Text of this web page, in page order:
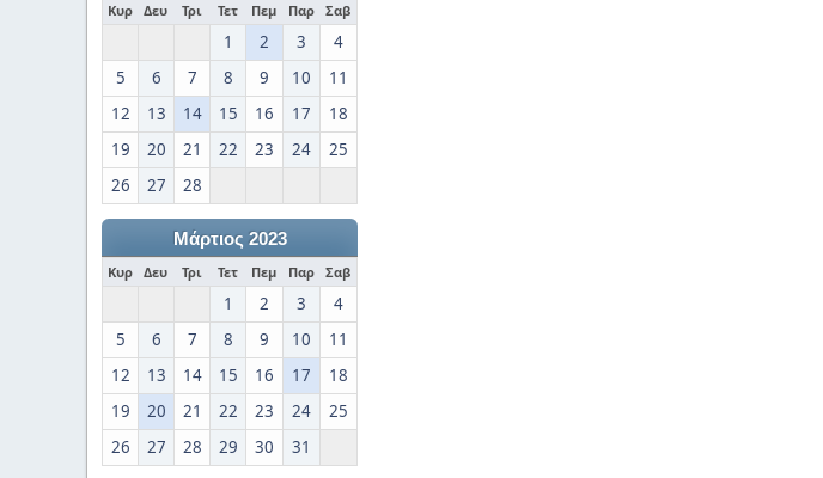
Κυρ Δευ Τρι Τετ Πεμ Παρ Σαβ
1 2 3
4
5
6 7 8 9 10
11
12
13 14 15 16 17
18
19
20 21 22 23 24
25
26
27 28
Μάρτιος 2023
Κυρ Δευ Τρι Τετ Πεμ Παρ Σαβ
1 2 3
4
5
6 7 8 9 10
11
12
13 14 15 16 17
18
19
20 21 22 23 24
25
26
27 28 29 30 31